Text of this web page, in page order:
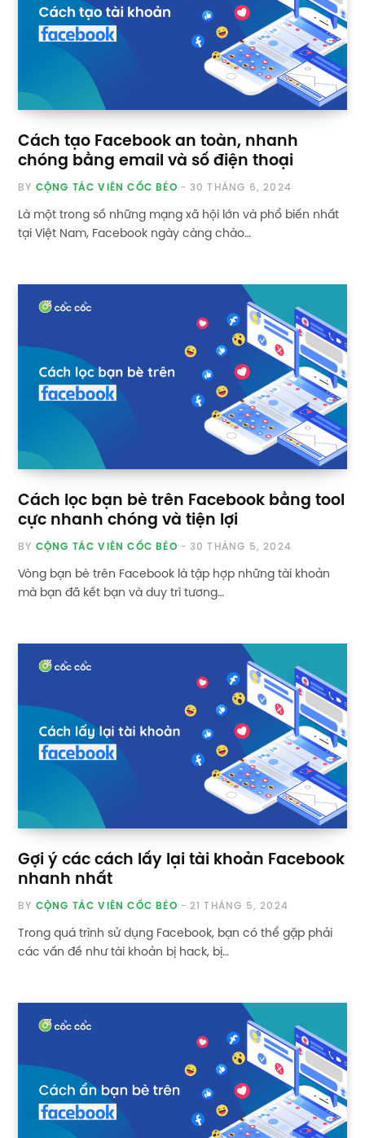
Cách tạo Facebook an toàn, nhanh
chóng bằng email và số điện thoại
BY CỘNG TÁC VIÊN CỐC BÉO 30 THÁNG 6, 2024
Là một trong số những mạng xã hội lớn và phổ biến nhất
tại Việt Nam, Facebook ngày càng chào…
Cách lọc bạn bè trên Facebook bằng tool
cực nhanh chóng và tiện lợi
BY CỘNG TÁC VIÊN CỐC BÉO 30 THÁNG 5, 2024
Vòng bạn bè trên Facebook là tập hợp những tài khoản
mà bạn đã kết bạn và duy trì tương…
Gợi ý các cách lấy lại tài khoản Facebook
nhanh nhất
BY CỘNG TÁC VIÊN CỐC BÉO 21 THÁNG 5, 2024
Trong quá trình sử dụng Facebook, bạn có thể gặp phải
các vấn đề như tài khoản bị hack, bị…